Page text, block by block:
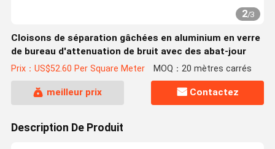
2/3
Cloisons de séparation gâchées en aluminium en verre
de bureau d'attenuation de bruit avec des abat-jour
Prix：US$52.60 Per Square Meter MOQ：20 mètres carrés
meilleur prix Contactez
Description De Produit